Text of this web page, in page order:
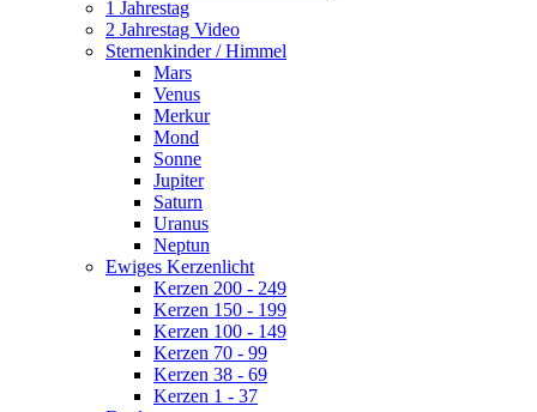
1 Jahrestag
2 Jahrestag Video
Sternenkinder / Himmel
Mars
Venus
Merkur
Mond
Sonne
Jupiter
Saturn
Uranus
Neptun
Ewiges Kerzenlicht
Kerzen 200 - 249
Kerzen 150 - 199
Kerzen 100 - 149
Kerzen 70 - 99
Kerzen 38 - 69
Kerzen 1 - 37